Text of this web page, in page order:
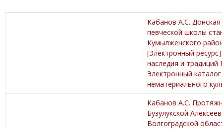
Кабанов А.С.
певческой школы
Кумылженского
[Электронный
наследия и традиций
Электронный
нематериального
Кабанов А.С.
Бузулукской
Волгоградской